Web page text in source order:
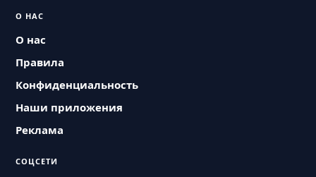
О НАС
О нас
Правила
Конфиденциальность
Наши приложения
Реклама
СОЦСЕТИ